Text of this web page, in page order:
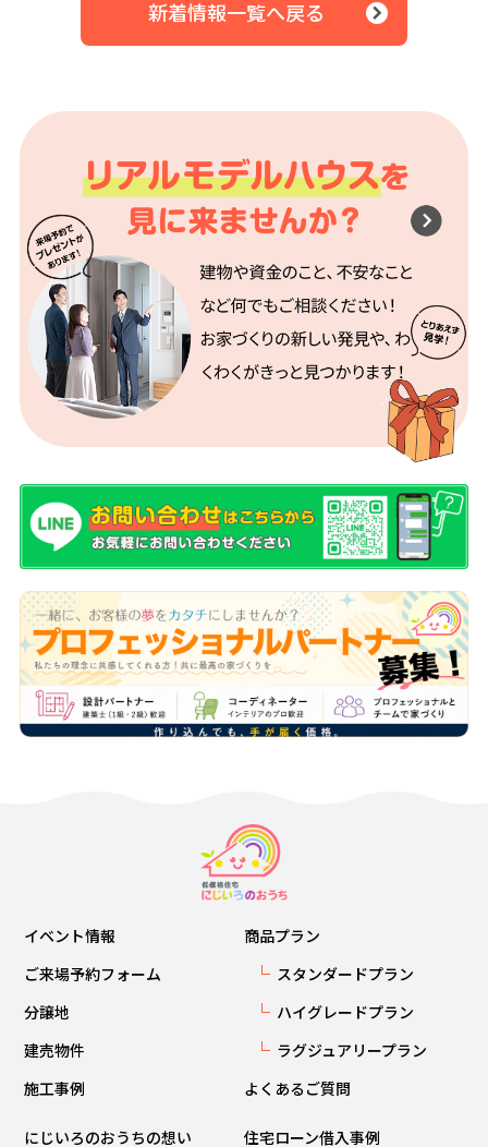
新着情報一覧へ戻る
イベント情報
ご来場予約フォーム
分譲地
建売物件
施工事例
商品プラン
スタンダードプラン
ハイグレードプラン
ラグジュアリープラン
よくあるご質問
にじいろのおうちの想い 住宅ローン借入事例